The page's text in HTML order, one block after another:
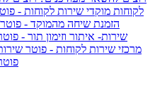
לקוחות מוקדי שירות לקוחות -
הזמנת שיחה מהמוקד - פוטר
שירות- איתור וזימון תור -
מרכזי שירות לקוחות - פוטר